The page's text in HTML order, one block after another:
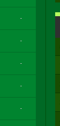
-
-
-
-
-